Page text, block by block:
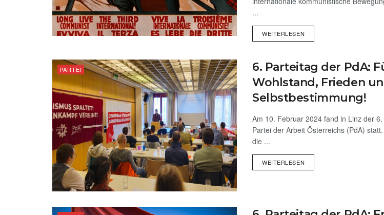
...
WEITERLESEN
PARTEI
6. Parteitag der PdA:
Wohlstand, Frieden
Selbstbestimmung!
Am 10. Februar 2024 fand in Linz der
Partei der Arbeit Österreichs (PdA)
die ...
WEITERLESEN